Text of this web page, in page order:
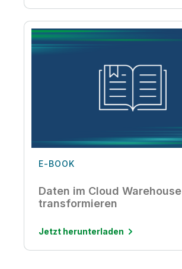
E-BOOK
Daten im Cloud Warehouse
transformieren
Jetzt herunterladen